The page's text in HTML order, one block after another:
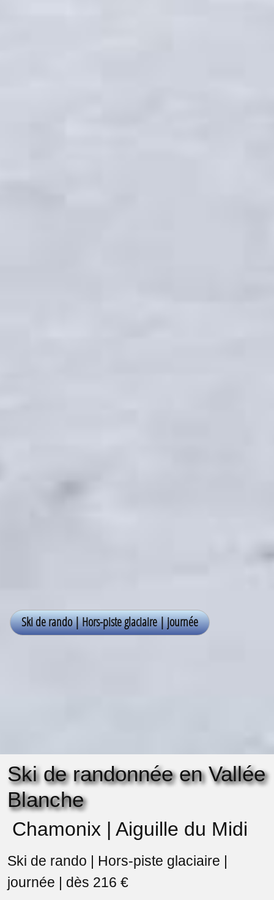
Ski de randonnée en Vallée
Blanche
Chamonix | Aiguille du Midi
Ski de rando | Hors-piste glaciaire |
journée | dès 216 €